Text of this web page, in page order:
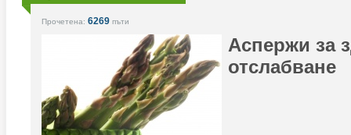
Прочетена: 6269 пъти
Аспержи за
отслабване